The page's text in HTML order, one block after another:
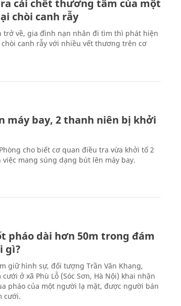
cái chết thương tâm của một
chòi canh rẫy
trở về, gia đình nạn nhân đi tìm thì phát hiện
canh rẫy với nhiều vết thương trên cơ
máy bay, 2 thanh niên bị khởi
cho biết cơ quan điều tra vừa khởi tố 2
mang súng dạng bút lên máy bay.
pháo dài hơn 50m trong đám
gì?
giữ hình sự, đối tượng Trần Văn Khang,
ở xã Phù Lỗ (Sóc Sơn, Hà Nội) khai nhận
pháo của một người lạ mặt, được người bán
cưới.